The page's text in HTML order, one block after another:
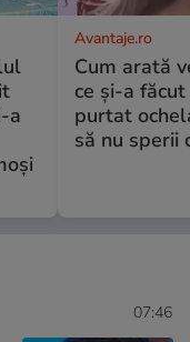
a
Avantaje.ro
Cum arată
ce și-a
purtat
să nu sperii
07:46